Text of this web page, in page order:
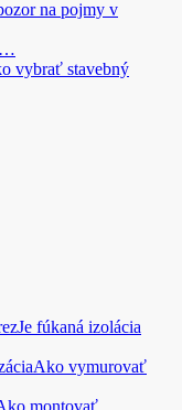
vybrať stavebný
Je fúkaná izolácia
Ako vymurovať
montovať